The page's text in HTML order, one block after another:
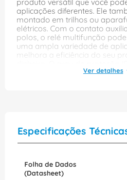
produto versátil que você
aplicações diferentes. Ele
montado em trilhos ou
elétricos. Com o contato
polos, o relé multifunção
uma ampla variedade de
melhora a eficiência do seu
da umidade e poeira
de relés pode ser
Multifunção também aceita
tensões, de 24 a 240 VCA/
sistema de alimentação
sua produtividade. Com
Especificações
Folha de Dados
(Datasheet)